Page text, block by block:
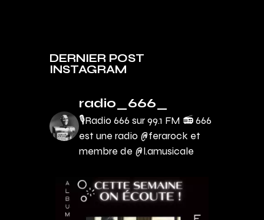
DERNIER POST
INSTAGRAM
radio_666_
🎙Radio 666 sur 99.1 FM 📻666
est une radio @ferarock et
membre de @l.amusicale